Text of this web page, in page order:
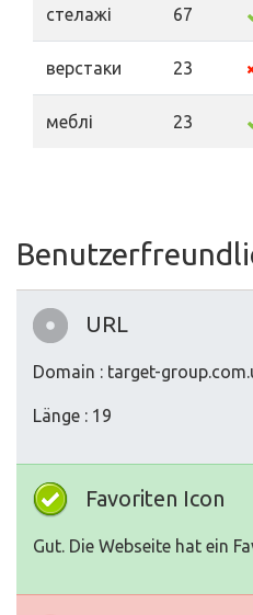
стелажі 67
верстаки 23
меблі 23
URL
Domain : target-
Länge : 19
Favoriten Icon
Gut. Die Webseite hat ein